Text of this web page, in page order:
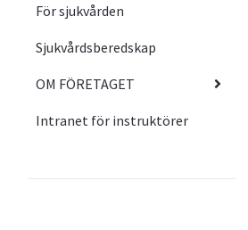
För sjukvården
Sjukvårdsberedskap
OM FÖRETAGET
Intranet för instruktörer